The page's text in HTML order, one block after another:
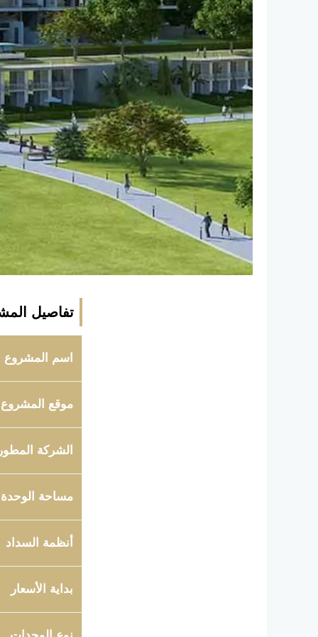
تفاصيل
اسم المشروع
موقع المشروع
الشركة
مساحة الوحدة
أنظمة السداد
بداية الأسعار